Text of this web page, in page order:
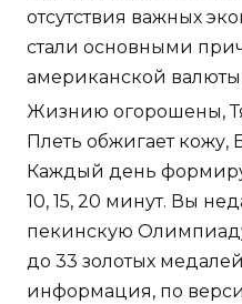
отсутствия важных
стали основными
американской
Жизнию огорошены,
Плеть обжигает кожу,
Каждый день
10, 15, 20 минут. Вы
пекинскую
до 33 золотых
информация, по